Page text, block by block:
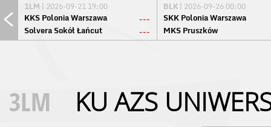
1LM | 2026-09-21 19:00
KKS Polonia Warszawa
---
Solvera Sokół Łańcut
---
BLK | 2026-09-26 00:00
SKK Polonia Warszawa
MKS Pruszków
3LM KU AZS